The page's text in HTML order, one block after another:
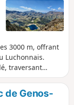
3000 m, offrant
Luchonnais.
traversant
une très
de Genos-